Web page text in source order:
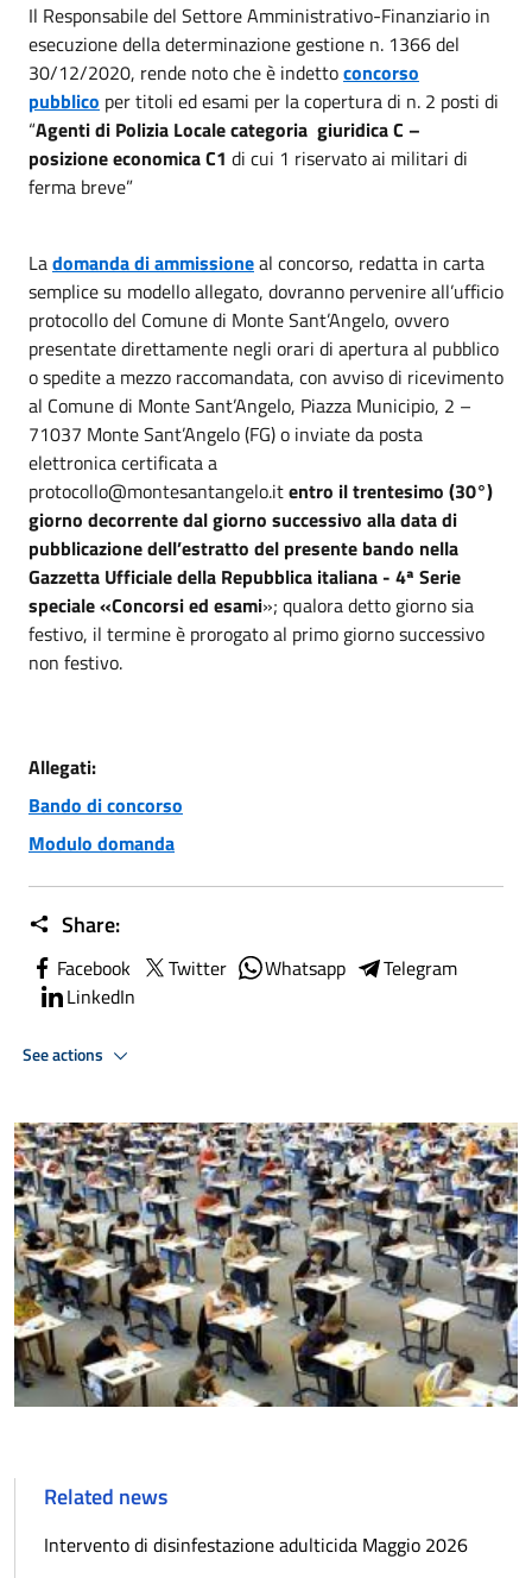
Il Responsabile del Settore Amministrativo-Finanziario in
esecuzione della determinazione gestione n. 1366 del
30/12/2020, rende noto che è indettoconcorso
pubblico per titoli ed esami per la copertura di n. 2 posti di
“Agenti di Polizia Locale categoria giuridica C –
posizione economica C1 di cui 1 riservatoai militari di
ferma breve”
Ladomanda di ammissioneal concorso, redatta in carta
semplice su modello allegato, dovranno pervenire all’ufficio
protocollo del Comune di Monte Sant’Angelo, ovvero
presentate direttamente negli orari di apertura al pubblico
o spedite a mezzo raccomandata, con avviso di ricevimento
al Comune di Monte Sant’Angelo, Piazza Municipio, 2 –
71037 Monte Sant’Angelo (FG) o inviate da posta
elettronica certificata a
protocollo@montesantangelo.itentro il trentesimo (30°)
giorno decorrente dal giorno successivo alla data di
pubblicazione dell’estratto del presente bando nella
Gazzetta Ufficiale della Repubblica italiana - 4ª Serie
speciale «Concorsi ed esami»; qualora detto giorno sia
festivo, il termine è prorogato al primo giorno successivo
non festivo.
Allegati:
Bando di concorso
Modulo domanda
Share:
Facebook Twitter Whatsapp
Telegram
LinkedIn
See actions
Related news
Intervento di disinfestazione adulticida Maggio 2026